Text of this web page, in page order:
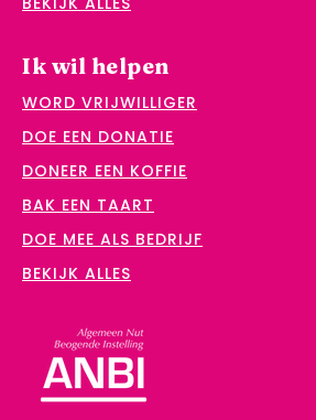
Ik wil helpen
WORD VRIJWILLIGER
DOE EEN DONATIE
DONEER EEN KOFFIE
BAK EEN TAART
DOE MEE ALS BEDRIJF
BEKIJK ALLES